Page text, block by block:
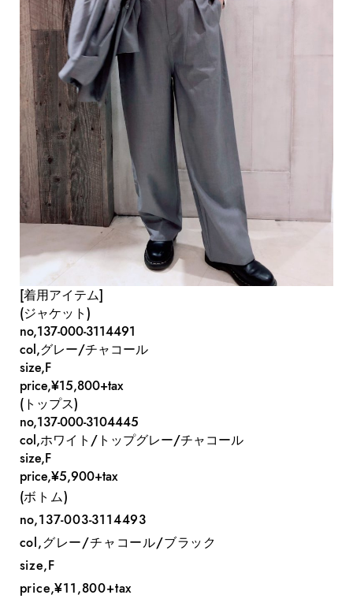
[着用アイテム]
(ジャケット)
no,137-000-3114491
col,グレー/チャコール
size,F
price,¥15,800+tax
(トップス)
no,137-000-3104445
col,ホワイト/トップグレー/チャコール
size,F
price,¥5,900+tax
(ボトム)
no,137-003-3114493
col,グレー/チャコール/ブラック
size,F
price,¥11,800+tax